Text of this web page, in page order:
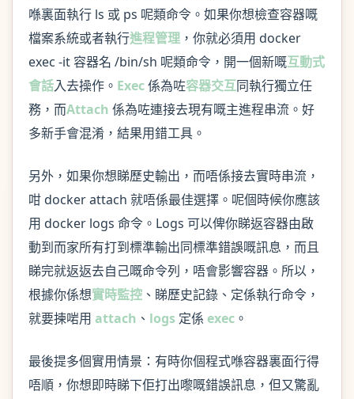
喺裏面執行 ls 或 ps 呢類命令。如果你想檢查容器嘅
檔案系統或者執行進程管理 ，你就必須用 docker
exec -it 容器名 /bin/sh 呢類命令，開一個新嘅互動式
會話入去操作。 Exec係為咗容器交互同執行獨立任
務，而Attach 係為咗連接去現有嘅主進程串流。好
多新手會混淆，結果用錯工具。
另外，如果你想睇歷史輸出，而唔係接去實時串流，
咁 docker attach 就唔係最佳選擇。呢個時候你應該
用 docker logs 命令。Logs 可以俾你睇返容器由啟
動到而家所有打到標準輸出同標準錯誤嘅訊息，而且
睇完就返返去自己嘅命令列，唔會影響容器。所以，
根據你係想實時監控 、睇歷史記錄、定係執行命令，
就要揀啱用 attach 、 logs 定係 exec 。
最後提多個實用情景：有時你個程式喺容器裏面行得
唔順，你想即時睇下佢打出嚟嘅錯誤訊息，但又驚亂